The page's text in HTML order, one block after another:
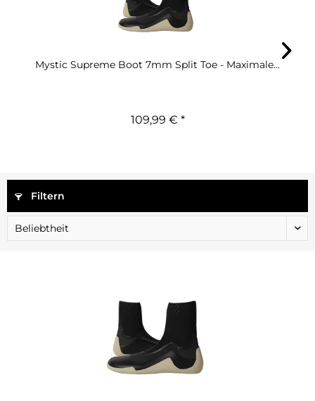
Mystic Supreme Boot 7mm Split Toe - Maximale...
109,99 € *
Filtern